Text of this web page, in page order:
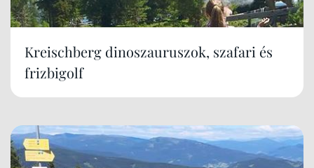
Kreischberg dinoszauruszok, szafari és
frizbigolf